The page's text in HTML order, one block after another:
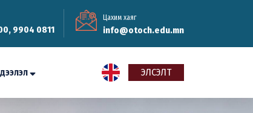
9904 0811
Цахим хаяг
info@otoch.edu.mn
ЭЛСЭЛТ